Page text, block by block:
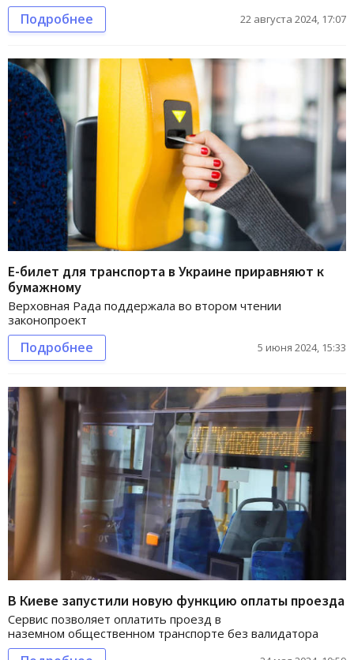
Подробнее 22 августа 2024, 17:07
Е-билет для транспорта в Украине приравняют к
бумажному
Верховная Рада поддержала во втором чтении
законопроект
Подробнее 5 июня 2024, 15:33
В Киеве запустили новую функцию оплаты проезда
Сервис позволяет оплатить проезд в
наземном общественном транспорте без валидатора